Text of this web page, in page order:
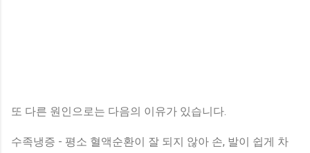
또 다른 원인으로는 다음의 이유가 있습니다.
수족냉증 - 평소 혈액순환이 잘 되지 않아 손, 발이 쉽게 차